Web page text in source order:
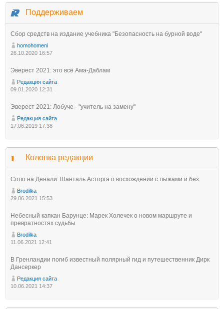
Поддерживаем
Сбор средств на издание учебника "Безопасность на бурной воде"
homohomeni
26.10.2020 16:57
Эверест 2021: это всё Ама-Даблам
Редакция сайта
09.01.2020 12:31
Эверест 2021: Лобуче - "учитель на замену"
Редакция сайта
17.06.2019 17:38
Колонка редакции
Соло на Денали: Шанталь Асторга о восхождении с лыжами и без
Brodilka
29.06.2021 15:53
Небесный капкан Барунце: Марек Холечек о новом маршруте и
превратностях судьбы
Brodilka
11.06.2021 12:41
В Гренландии погиб известный полярный гид и путешественник Дирк
Дансеркер
Редакция сайта
10.06.2021 14:37